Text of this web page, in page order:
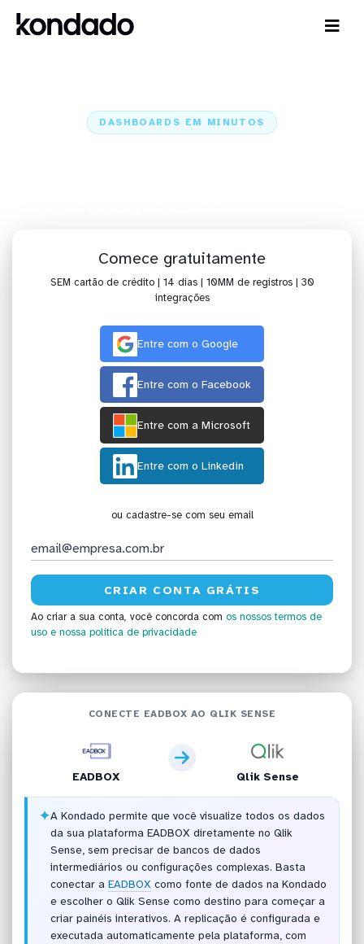
DASHBOARDS EM MINUTOS
Comece gratuitamente
SEM cartão de crédito | 14 dias | 10MM de registros | 30
integrações
Entre com o Google
Entre com o Facebook
Entre com a Microsoft
Entre com o Linkedin
ou cadastre-se com seu email
Ao criar a sua conta, você concorda com os nossos termos de
uso e nossa política de privacidade
CONECTE EADBOX AO QLIK SENSE
EADBOX Qlik Sense
✦A Kondado permite que você visualize todos os dados
da sua plataforma EADBOX diretamente no Qlik
Sense, sem precisar de bancos de dados
intermediários ou configurações complexas. Basta
conectar a EADBOXcomo fonte de dados na Kondado
e escolher o Qlik Sense como destino para começar a
criar painéis interativos. A replicação é configurada e
executada automaticamente pela plataforma, com